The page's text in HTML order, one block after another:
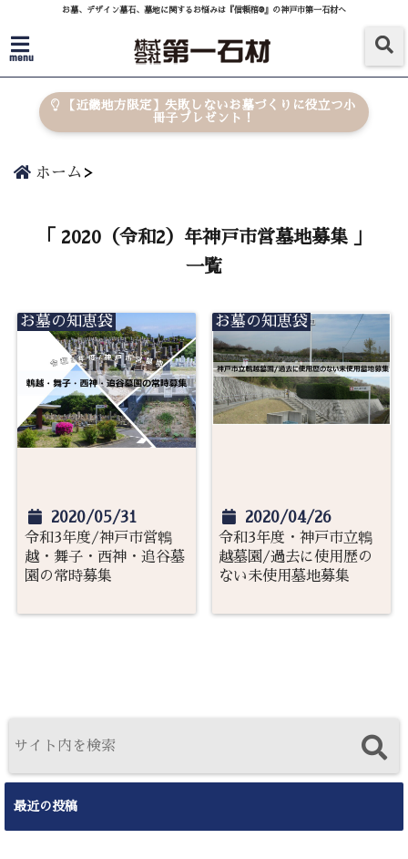
お墓、デザイン墓石、墓地に関するお悩みは『信頼棺®』の神戸市第一石材へ
menu
【近畿地方限定】失敗しないお墓づくりに役立つ小
冊子プレゼント！
ホーム
「 2020（令和2）年神戸市営墓地募集 」
一覧
お墓の知恵袋
2020/05/31
令和3年度/神戸市営鵯
越・舞子・西神・追谷墓
園の常時募集
お墓の知恵袋
2020/04/26
令和3年度・神戸市立鵯
越墓園/過去に使用歴の
ない未使用墓地募集
最近の投稿